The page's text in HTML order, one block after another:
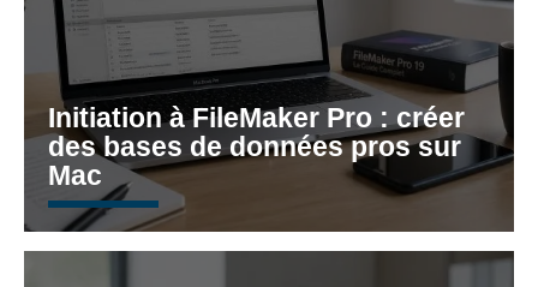
Initiation à FileMaker Pro : créer
des bases de données pros sur
Mac